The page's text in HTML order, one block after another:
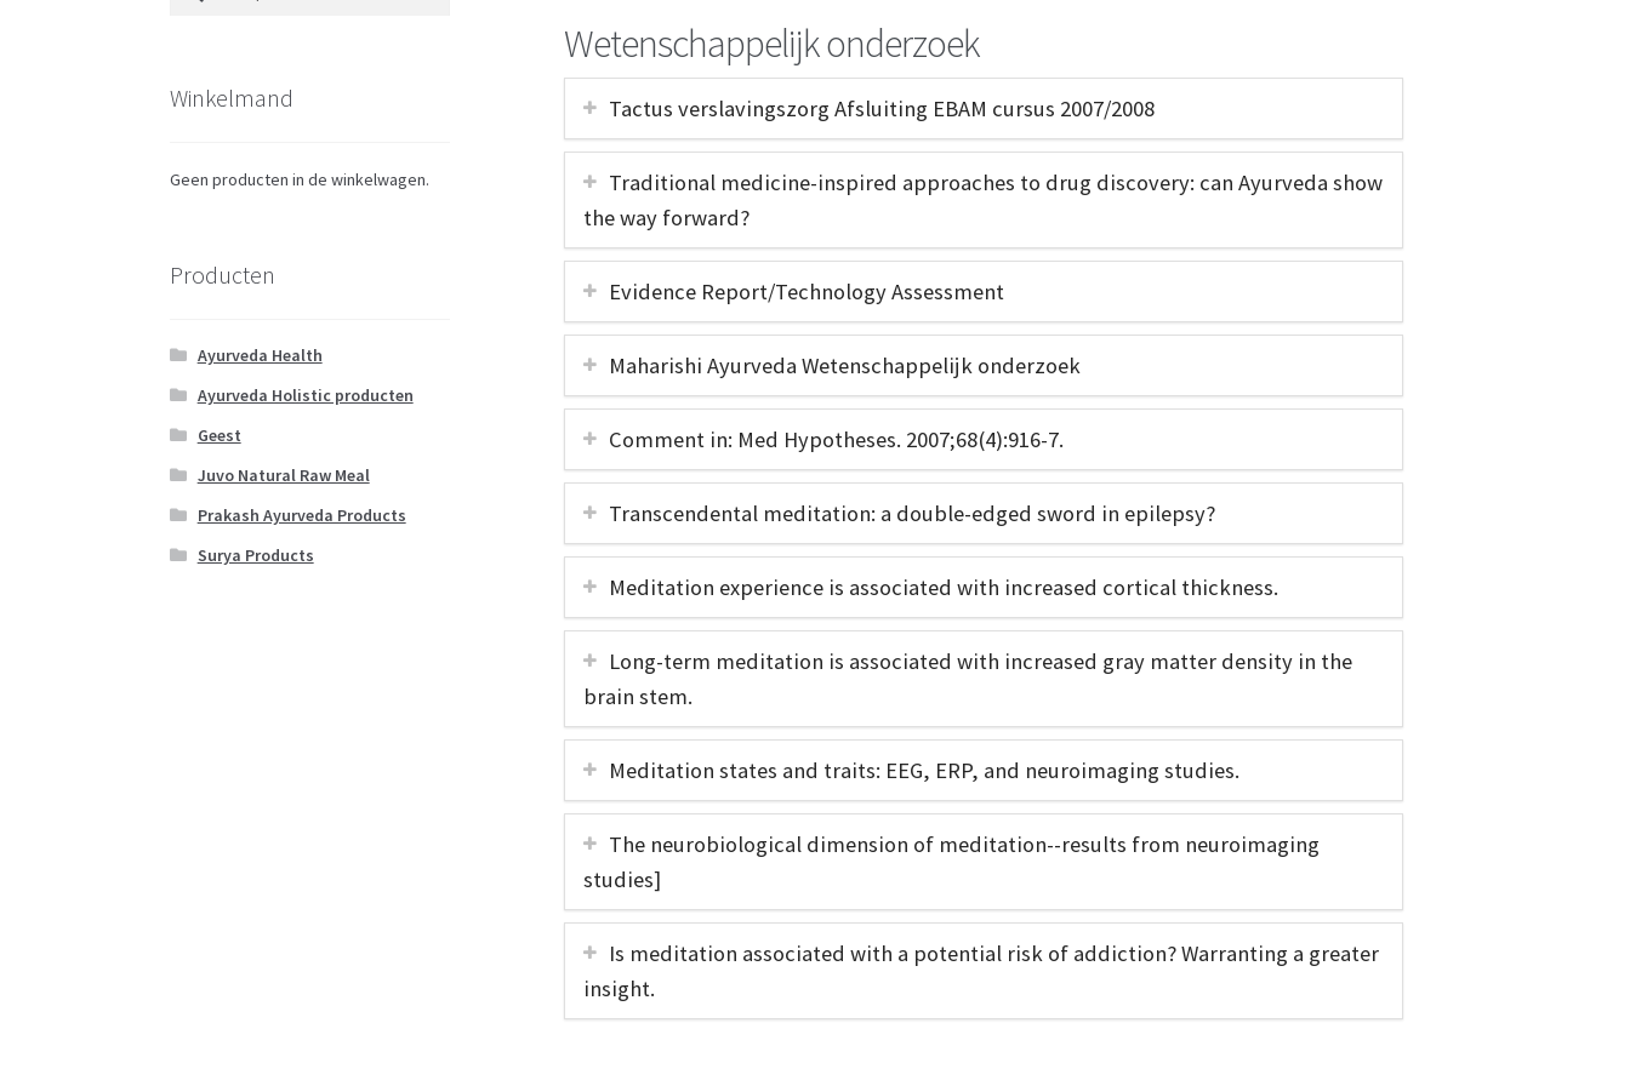
Wetenschappelijk onderzoek
Tactus verslavingszorg Afsluiting EBAM cursus 2007/2008
Traditional medicine-inspired approaches to drug discovery: can Ayurveda show
the way forward?
Evidence Report/Technology Assessment
Maharishi Ayurveda Wetenschappelijk onderzoek
Comment in: Med Hypotheses. 2007;68(4):916-7.
Transcendental meditation: a double-edged sword in epilepsy?
Meditation experience is associated with increased cortical thickness.
Long-term meditation is associated with increased gray matter density in the
brain stem.
Meditation states and traits: EEG, ERP, and neuroimaging studies.
The neurobiological dimension of meditation--results from neuroimaging
studies]
Is meditation associated with a potential risk of addiction? Warranting a greater
insight.
naar:
Winkelmand
Geen producten in de winkelwagen.
Producten
Ayurveda Health
Ayurveda Holistic producten
Geest
Juvo Natural Raw Meal
Prakash Ayurveda Products
Surya Products